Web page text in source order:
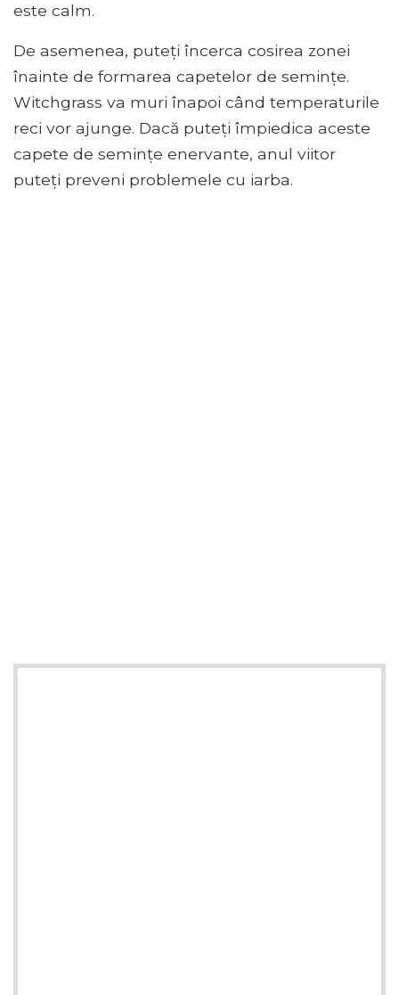
este calm.
De asemenea, puteți încerca cosirea zonei
înainte de formarea capetelor de semințe.
Witchgrass va muri înapoi când temperaturile
reci vor ajunge. Dacă puteți împiedica aceste
capete de semințe enervante, anul viitor
puteți preveni problemele cu iarba.